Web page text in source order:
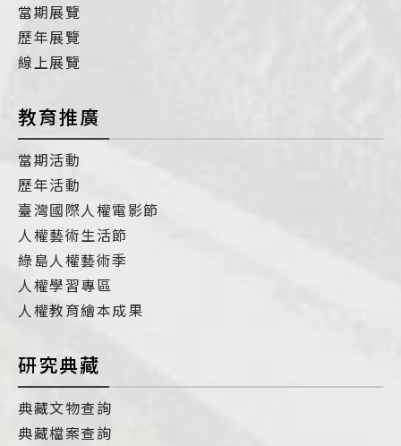
當期展覽
歷年展覽
線上展覽
教育推廣
當期活動
歷年活動
臺灣國際人權電影節
人權藝術生活節
綠島人權藝術季
人權學習專區
人權教育繪本成果
研究典藏
典藏文物查詢
典藏檔案查詢